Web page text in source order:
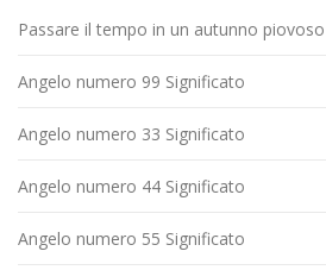
Passare il tempo in un autunno piovoso
Angelo numero 99 Significato
Angelo numero 33 Significato
Angelo numero 44 Significato
Angelo numero 55 Significato